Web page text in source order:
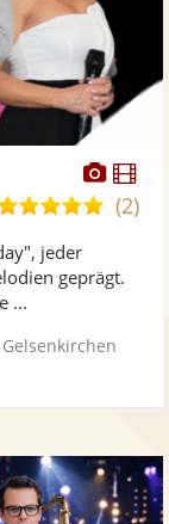
5,0
Sternen
(2)
jeder
geprägt.
...